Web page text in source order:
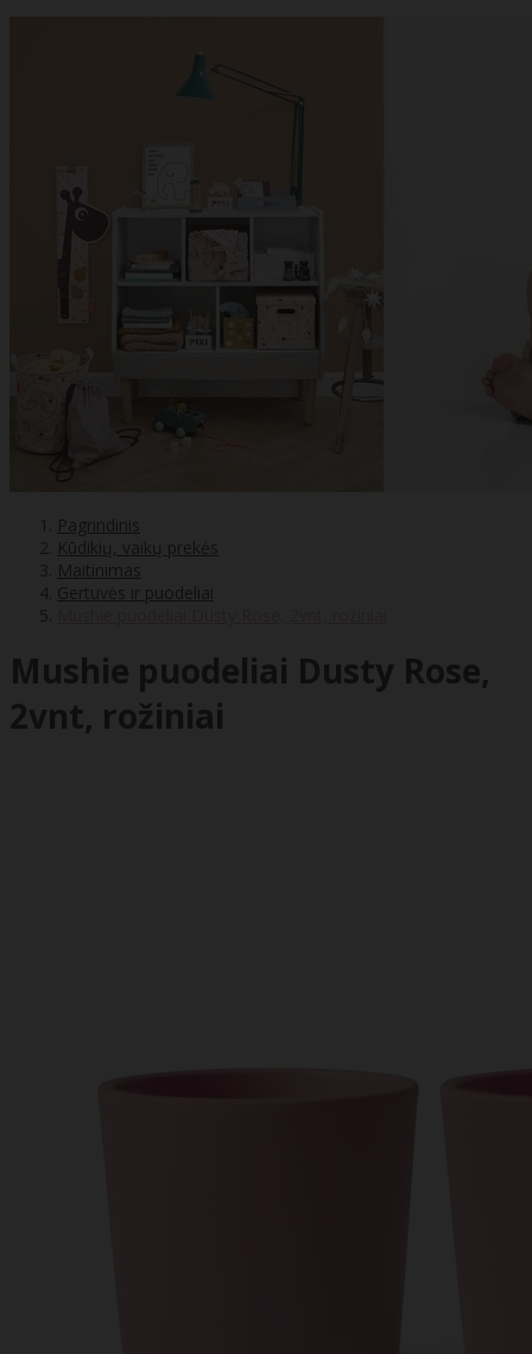
Pagrindinis
Kūdikių, vaikų prekės
Maitinimas
Gertuvės ir puodeliai
Mushie puodeliai Dusty Rose,
2vnt, rožiniai